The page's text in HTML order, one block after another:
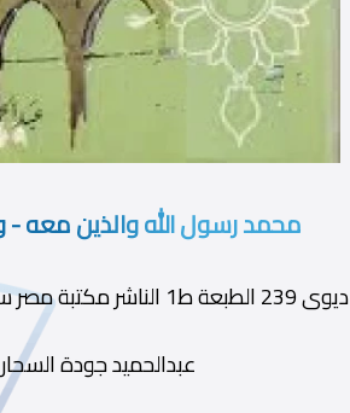
محمد رسول الله والذين معه -
ديوى 239 الطبعة ط1 الناشر مكتبة مصر سنة النشر 1967 ج6
عبدالحميد جودة السحار